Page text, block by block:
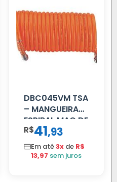
DBC045VM TSA
– MANGUEIRA
ESPIRAL MAO DE
AMIGO UNIV 16
MM 4.5MTS
VERMELHA
R$41,93
Em até3x de R$
13,97 sem juros